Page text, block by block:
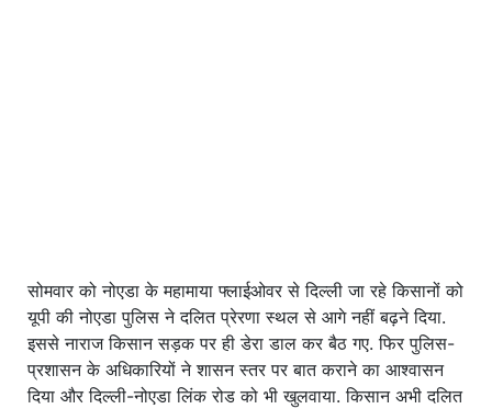
सोमवार को नोएडा के महामाया फ्लाईओवर से दिल्ली जा रहे किसानों को
यूपी की नोएडा पुलिस ने दलित प्रेरणा स्थल से आगे नहीं बढ़ने दिया.
इससे नाराज किसान सड़क पर ही डेरा डाल कर बैठ गए. फिर पुलिस-
प्रशासन के अधिकारियों ने शासन स्तर पर बात कराने का आश्वासन
दिया और दिल्ली-नोएडा लिंक रोड को भी खुलवाया. किसान अभी दलित